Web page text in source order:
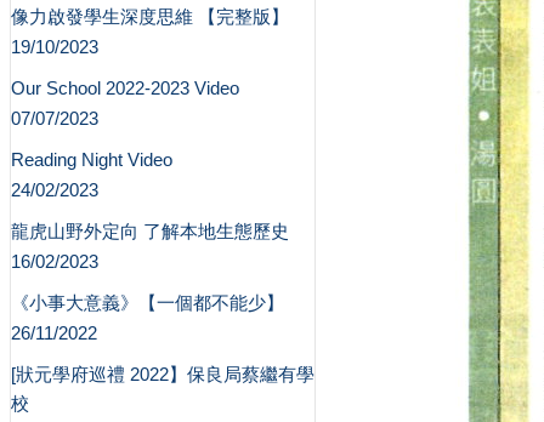
像力啟發學生深度思維 【完整版】
19/10/2023
Our School 2022-2023 Video
07/07/2023
Reading Night Video
24/02/2023
龍虎山野外定向 了解本地生態歷史
16/02/2023
《小事大意義》【一個都不能少】
26/11/2022
[狀元學府巡禮 2022】保良局蔡繼有學
校